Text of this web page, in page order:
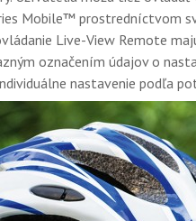
Mobile™ prostredníctvom
Live-View Remote
označením údajov o
nastavenie podľa